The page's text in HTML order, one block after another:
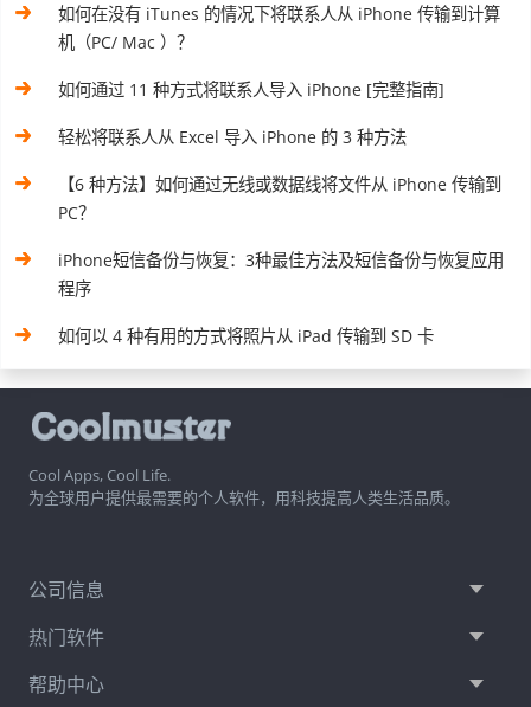
如何在没有 iTunes 的情况下将联系人从 iPhone 传输到计算
机（PC/ Mac ）？
如何通过 11 种方式将联系人导入 iPhone [完整指南]
轻松将联系人从 Excel 导入 iPhone 的 3 种方法
【6 种方法】如何通过无线或数据线将文件从 iPhone 传输到
PC？
iPhone短信备份与恢复：3种最佳方法及短信备份与恢复应用
程序
如何以 4 种有用的方式将照片从 iPad 传输到 SD 卡
Cool Apps, Cool Life.
为全球用户提供最需要的个人软件，用科技提高人类生活品质。
公司信息
热门软件
帮助中心